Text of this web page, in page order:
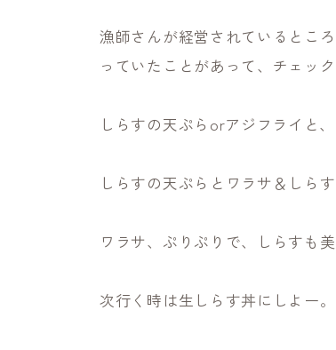
漁師さんが経営されているとこ
っていたことがあって、チェッ
しらすの天ぷらorアジフライと
しらすの天ぷらとワラサ＆しら
ワラサ、ぷりぷりで、しらすも
次行く時は生しらす丼にしよー。